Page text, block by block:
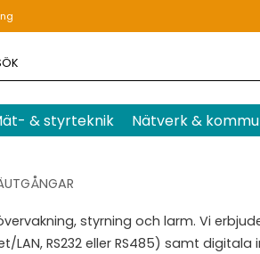
& styrteknik Nätverk &
styrning och larm. Vi
RS232 eller RS485) samt